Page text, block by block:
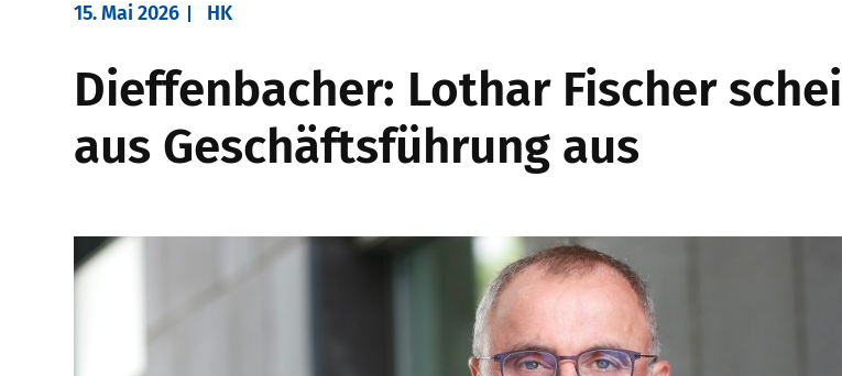
15. Mai 2026 HK
Dieffenbacher: Lothar Fischer
aus Geschäftsführung aus